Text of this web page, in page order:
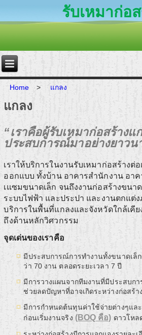
รับเหมาก่อ
Home > แกลง
แกลง
“เราคือผู้รับเหมาก่อสร้างแ
ประสบการณ์มาอย่างยาวน
เราให้บริการในงานรับเหมาก่อสร้างต่
ออกแบบ ทั้งบ้าน อาคารสำนักงาน อา
เแซมขนาดเล็ก จนถึงงานก่อสร้างขนา
ระบบไฟฟ้า และประปา และงานตกแต่
บริการในพื้นที่แกลงและจังหวัดใกล้เคี
ถึงด้านหลักวิศวกรรม
จุดเด่นของเราคือ
มีประสบการณ์การทำงานทั้งขนาดเล็
ว่า 70 งาน ตลอดระยะเวลา 7 ปี
มีการวางแผนจากทีมงานที่มีประสบก
ช่วยลดปัญหาที่อาจเกิดระหว่างก่อสร้าง
มีการกำหนดต้นทุนค่าใช้จ่ายต่างๆและ
ก่อนเริ่มงานจริง (BOQ คือ) ดาวโหล